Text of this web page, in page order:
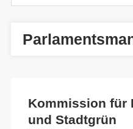
Kommission für
und Stadtgrün